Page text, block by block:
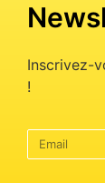
Inscrivez-
!